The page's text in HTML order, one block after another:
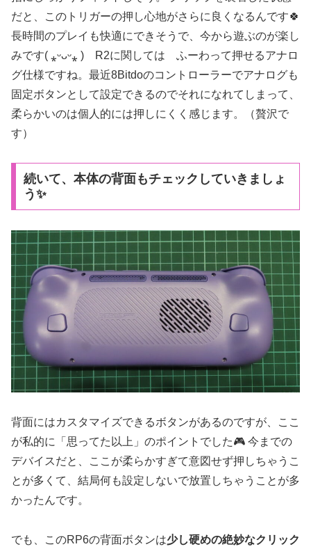
だと、このトリガーの押し心地がさらに良くなるんです🍀
長時間のプレイも快適にできそうで、今から遊ぶのが楽し
みです( ⁎ᵕᴗᵕ⁎ ) R2に関しては ふーわって押せるアナロ
グ仕様ですね。最近8Bitdoのコントローラーでアナログも
固定ボタンとして設定できるのでそれになれてしまって、
柔らかいのは個人的には押しにくく感じます。（贅沢で
す）
続いて、本体の背面もチェックしていきましょ
う✨
背面にはカスタマイズできるボタンがあるのですが、ここ
が私的に「思ってた以上」のポイントでした🎮 今までの
デバイスだと、ここが柔らかすぎて意図せず押しちゃうこ
とが多くて、結局何も設定しないで放置しちゃうことが多
かったんです。
でも、このRP6の背面ボタンは少し硬めの絶妙なクリック